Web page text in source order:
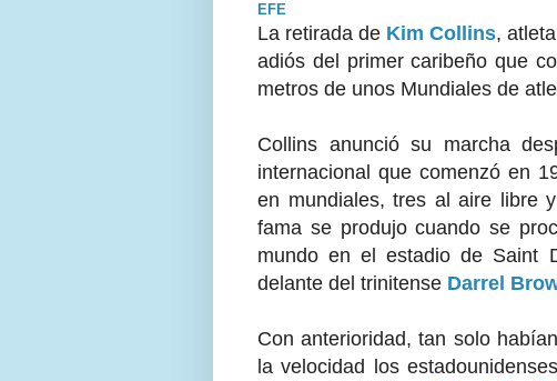
EFE
La retirada de Kim Collins,
adiós del primer caribeño que
metros de unos Mundiales de
Collins anunció su marcha
internacional que comenzó en
en mundiales, tres al aire libre
fama se produjo cuando se
mundo en el estadio de Saint
delante del trinitense Darrel
Con anterioridad, tan solo
la velocidad los estadounidenses